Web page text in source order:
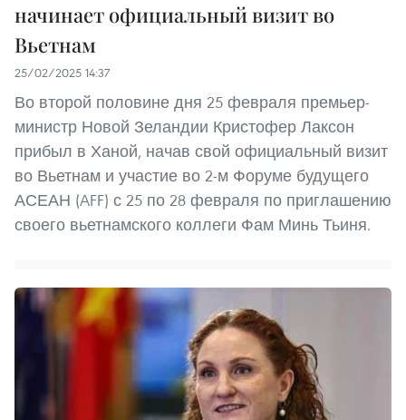
начинает официальный визит во
Вьетнам
25/02/2025 14:37
Во второй половине дня 25 февраля премьер-
министр Новой Зеландии Кристофер Лаксон
прибыл в Ханой, начав свой официальный визит
во Вьетнам и участие во 2-м Форуме будущего
АСЕАН (AFF) с 25 по 28 февраля по приглашению
своего вьетнамского коллеги Фам Минь Тьиня.